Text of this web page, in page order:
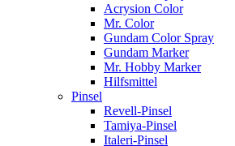
Acrysion Color
Mr. Color
Gundam Color Spray
Gundam Marker
Mr. Hobby Marker
Hilfsmittel
Pinsel
Revell-Pinsel
Tamiya-Pinsel
Italeri-Pinsel